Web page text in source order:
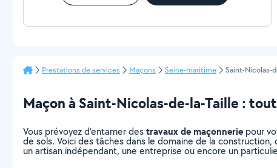
Prestations de services Maçons Seine-maritime Saint-Nicolas-
Maçon à Saint-Nicolas-de-la-Taille :
Vous prévoyez d’entamer destravaux de maçonnerie pour
de sols. Voici des tâches dans le domaine de la
un artisan indépendant, une entreprise ou encore un